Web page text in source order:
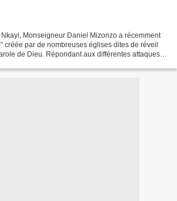
Monseigneur Daniel Mizonzo a récemment
créée par de nombreuses églises dites de réveil
de Dieu. Répondant aux différentes attaques